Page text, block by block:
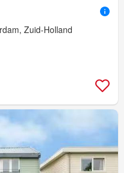
Zuid-Holland